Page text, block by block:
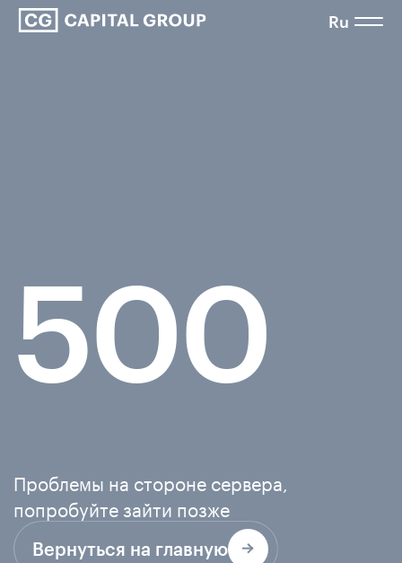
Ru
500
Проблемы на стороне сервера,
попробуйте зайти позже
Вернуться на главную